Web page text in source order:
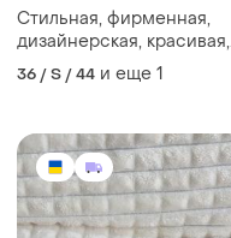
Стильная, фирменная,
дизайнерская, красивая,
синяя с белым рубашка,
классическая
36 / S / 44 и еще 1